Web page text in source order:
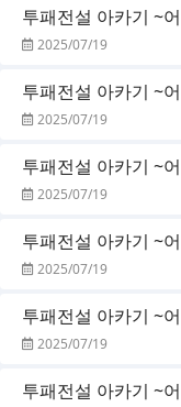
투패전설 아카기 ~
2025/07/19
투패전설 아카기 ~
2025/07/19
투패전설 아카기 ~
2025/07/19
투패전설 아카기 ~
2025/07/19
투패전설 아카기 ~
2025/07/19
투패전설 아카기 ~